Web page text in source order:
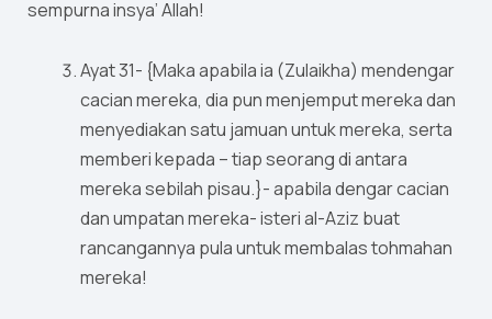
sempurna insya’ Allah!
Ayat 31- {Maka apabila ia (Zulaikha) mendengar
cacian mereka, dia pun menjemput mereka dan
menyediakan satu jamuan untuk mereka, serta
memberi kepada – tiap seorang di antara
mereka sebilah pisau.}- apabila dengar cacian
dan umpatan mereka- isteri al-Aziz buat
rancangannya pula untuk membalas tohmahan
mereka!